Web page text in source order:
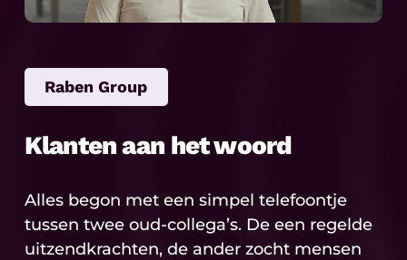
Raben Group
Klanten aan het woord
Alles begon met een simpel telefoontje
tussen twee oud-collega’s. De een regelde
uitzendkrachten, de ander zocht mensen